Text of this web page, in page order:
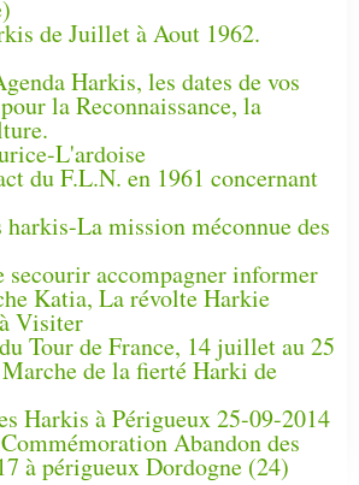
de Juillet à Aout 1962.
Harkis, les dates de vos
la Reconnaissance, la
L'ardoise
du F.L.N. en 1961 concernant
La mission méconnue des
secourir accompagner informer
Katia, La révolte Harkie
Visiter
Tour de France, 14 juillet au 25
de la fierté Harki de
Harkis à Périgueux 25-09-2014
Abandon des
à périgueux Dordogne (24)